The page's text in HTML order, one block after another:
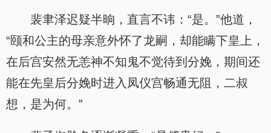
裴聿泽迟疑半晌，直言不讳：“是。”他道，
“颐和公主的母亲意外怀了龙嗣，却能瞒下皇上，
在后宫安然无恙神不知鬼不觉待到分娩，期间还
能在先皇后分娩时进入凤仪宫畅通无阻，二叔
想，是为何。”